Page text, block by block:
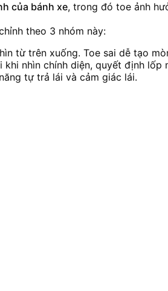
của bánh xe, trong đó toe ảnh
theo 3 nhóm này:
từ trên xuống. Toe sai dễ tạo
khi nhìn chính diện, quyết định lốp
tự trả lái và cảm giác lái.